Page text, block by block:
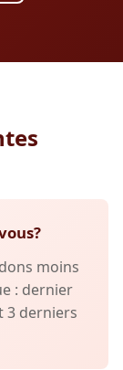
moins
: dernier
3 derniers